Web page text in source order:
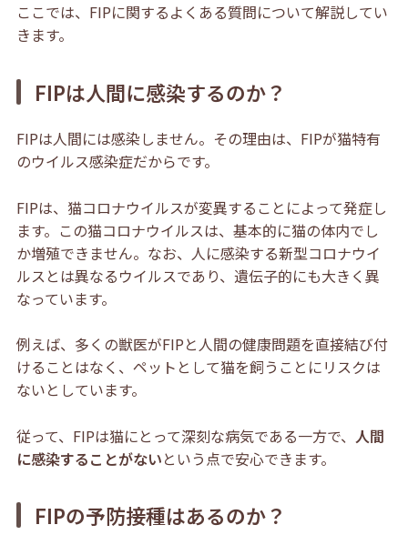
ここでは、FIPに関するよくある質問について解説してい
きます。
FIPは人間に感染するのか？
FIPは人間には感染しません。その理由は、FIPが猫特有
のウイルス感染症だからです。
FIPは、猫コロナウイルスが変異することによって発症し
ます。この猫コロナウイルスは、基本的に猫の体内でし
か増殖できません。なお、人に感染する新型コロナウイ
ルスとは異なるウイルスであり、遺伝子的にも大きく異
なっています。
例えば、多くの獣医がFIPと人間の健康問題を直接結び付
けることはなく、ペットとして猫を飼うことにリスクは
ないとしています。
従って、FIPは猫にとって深刻な病気である一方で、 人間
に感染することがないという点で安心できます。
FIPの予防接種はあるのか？